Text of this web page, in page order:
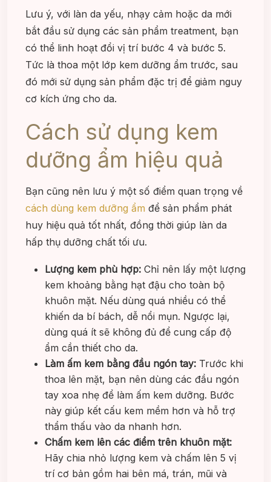
Lưu ý, với làn da yếu, nhạy cảm hoặc da mới
bắt đầu sử dụng các sản phẩm treatment, bạn
có thể linh hoạt đổi vị trí bước 4 và bước 5.
Tức là thoa một lớp kem dưỡng ẩm trước, sau
đó mới sử dụng sản phẩm đặc trị để giảm nguy
cơ kích ứng cho da.
Cách sử dụng kem
dưỡng ẩm hiệu quả
Bạn cũng nên lưu ý một số điểm quan trọng về
cách dùng kem dưỡng ẩm để sản phẩm phát
huy hiệu quả tốt nhất, đồng thời giúp làn da
hấp thụ dưỡng chất tối ưu.
Lượng kem phù hợp: Chỉ nên lấy một lượng
kem khoảng bằng hạt đậu cho toàn bộ
khuôn mặt. Nếu dùng quá nhiều có thể
khiến da bí bách, dễ nổi mụn. Ngược lại,
dùng quá ít sẽ không đủ để cung cấp độ
ẩm cần thiết cho da.
Làm ấm kem bằng đầu ngón tay: Trước khi
thoa lên mặt, bạn nên dùng các đầu ngón
tay xoa nhẹ để làm ấm kem dưỡng. Bước
này giúp kết cấu kem mềm hơn và hỗ trợ
thẩm thấu vào da nhanh hơn.
Chấm kem lên các điểm trên khuôn mặt:
Hãy chia nhỏ lượng kem và chấm lên 5 vị
trí cơ bản gồm hai bên má, trán, mũi và